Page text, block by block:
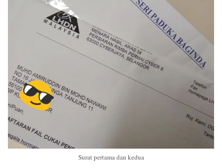
Surat pertama dan kedua